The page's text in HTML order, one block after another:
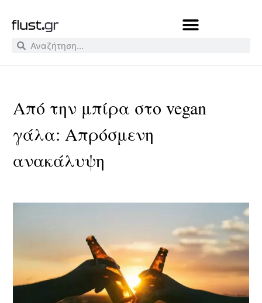
Από την μπίρα στο vegan
γάλα: Aπρόσμενη
ανακάλυψη